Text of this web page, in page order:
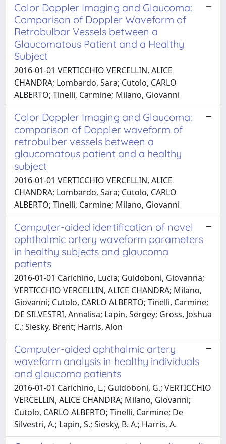
Color Doppler Imaging and Glaucoma:
Comparison of Doppler Waveform of
Retrobulbar Vessels between a
Glaucomatous Patient and a Healthy
Subject
2016-01-01 VERTICCHIO VERCELLIN, ALICE
CHANDRA; Lombardo, Sara; Cutolo, CARLO
ALBERTO; Tinelli, Carmine; Milano, Giovanni
Color Doppler Imaging and Glaucoma:
comparison of Doppler waveform of
retrobulber vessels between a
glaucomatous patient and a healthy
subject
2016-01-01 VERTICCHIO VERCELLIN, ALICE
CHANDRA; Lombardo, Sara; Cutolo, CARLO
ALBERTO; Tinelli, Carmine; Milano, Giovanni
Computer-aided identification of novel
ophthalmic artery waveform parameters
in healthy subjects and glaucoma
patients
2016-01-01 Carichino, Lucia; Guidoboni, Giovanna;
VERTICCHIO VERCELLIN, ALICE CHANDRA; Milano,
Giovanni; Cutolo, CARLO ALBERTO; Tinelli, Carmine;
DE SILVESTRI, Annalisa; Lapin, Sergey; Gross, Joshua
C.; Siesky, Brent; Harris, Alon
Computer-aided ophthalmic artery
waveform analysis in healthy individuals
and glaucoma patients
2016-01-01 Carichino, L.; Guidoboni, G.; VERTICCHIO
VERCELLIN, ALICE CHANDRA; Milano, Giovanni;
Cutolo, CARLO ALBERTO; Tinelli, Carmine; De
Silvestri, A.; Lapin, S.; Siesky, B. A.; Harris, A.